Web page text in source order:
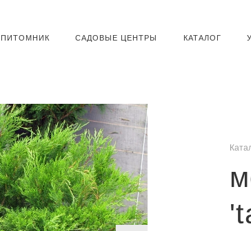
ПИТОМНИК САДОВЫЕ ЦЕНТРЫ КАТАЛОГ